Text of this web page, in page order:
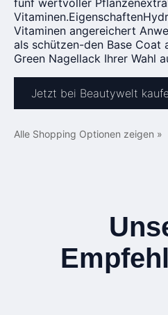
fünf wertvoller
Vitaminen angereichert
als schützen-den Base Coat
Green Nagellack Ihrer Wahl
Jetzt bei Beautywelt
Alle Shopping Optionen zeigen »